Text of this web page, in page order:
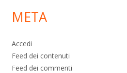
META
Accedi
Feed dei contenuti
Feed dei commenti